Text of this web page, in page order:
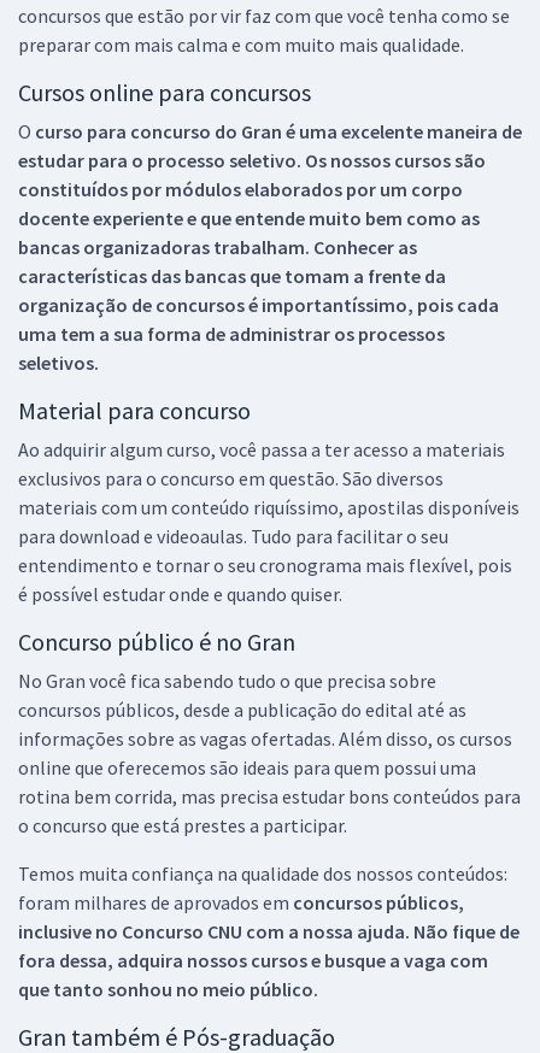
concursos que estão por vir faz com que você tenha como se
preparar com mais calma e com muito mais qualidade.
Cursos online para concursos
O curso para concurso do Gran é uma excelente maneira de
estudar para o processo seletivo. Os nossos cursos são
constituídos por módulos elaborados por um corpo
docente experiente e que entende muito bem como as
bancas organizadoras trabalham. Conhecer as
características das bancas que tomam a frente da
organização de concursos é importantíssimo, pois cada
uma tem a sua forma de administrar os processos
seletivos.
Material para concurso
Ao adquirir algum curso, você passa a ter acesso a materiais
exclusivos para o concurso em questão. São diversos
materiais com um conteúdo riquíssimo, apostilas disponíveis
para download e videoaulas. Tudo para facilitar o seu
entendimento e tornar o seu cronograma mais flexível, pois
é possível estudar onde e quando quiser.
Concurso público é no Gran
No Gran você fica sabendo tudo o que precisa sobre
concursos públicos, desde a publicação do edital até as
informações sobre as vagas ofertadas. Além disso, os cursos
online que oferecemos são ideais para quem possui uma
rotina bem corrida, mas precisa estudar bons conteúdos para
o concurso que está prestes a participar.
Temos muita confiança na qualidade dos nossos conteúdos:
foram milhares de aprovados em concursos públicos,
inclusive no Concurso CNU com a nossa ajuda. Não fique de
fora dessa, adquira nossos cursos e busque a vaga com
que tanto sonhou no meio público.
Gran também é Pós-graduação